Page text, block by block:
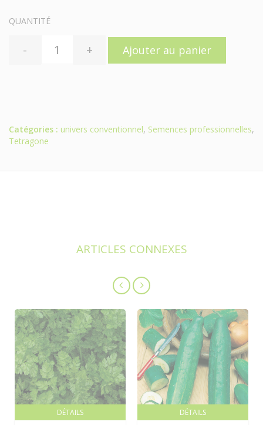
QUANTITÉ
- + Ajouter au panier
Catégories : univers conventionnel, Semences professionnelles,
Tetragone
ARTICLES CONNEXES
DÉTAILS DÉTAILS